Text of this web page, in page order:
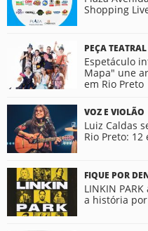
Shopping
PEÇA TEATRAL
Espetáculo
Mapa" une
em Rio Preto
VOZ E VIOLÃO
Luiz Caldas
Rio Preto: 12
FIQUE POR
LINKIN
a história